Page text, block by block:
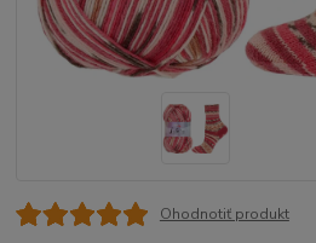
Ohodnotiť produkt